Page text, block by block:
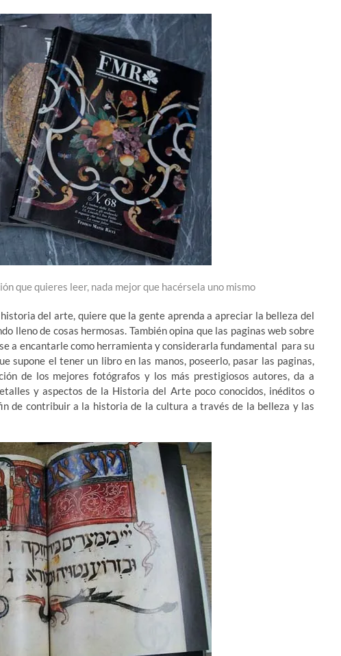
que quieres leer, nada mejor que hacérsela uno mismo
del arte, quiere que la gente aprenda a apreciar la belleza del
lleno de cosas hermosas. También opina que las paginas web sobre
a encantarle como herramienta y considerarla fundamental para su
supone el tener un libro en las manos, poseerlo, pasar las paginas,
de los mejores fotógrafos y los más prestigiosos autores, da a
y aspectos de la Historia del Arte poco conocidos, inéditos o
de contribuir a la historia de la cultura a través de la belleza y las